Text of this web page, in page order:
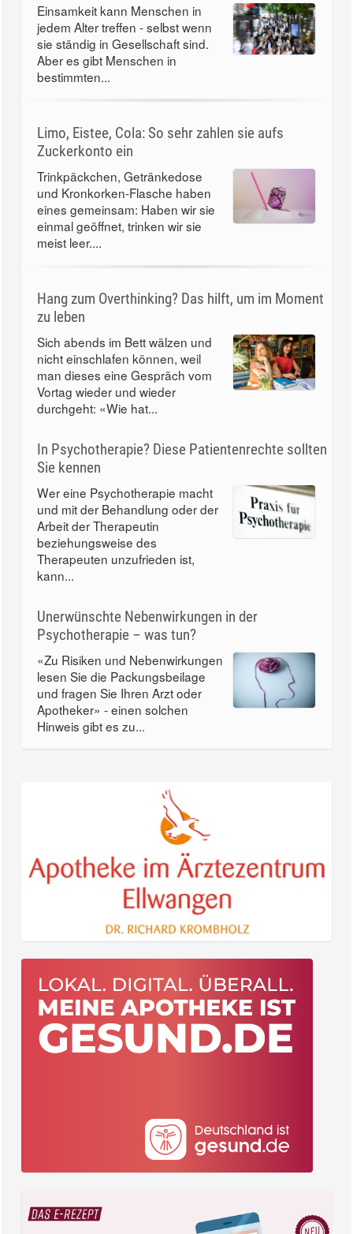
Einsamkeit kann Menschen in
jedem Alter treffen - selbst wenn
sie ständig in Gesellschaft sind.
Aber es gibt Menschen in
bestimmten...
Limo, Eistee, Cola: So sehr zahlen sie aufs
Zuckerkonto ein
Trinkpäckchen, Getränkedose
und Kronkorken-Flasche haben
eines gemeinsam: Haben wir sie
einmal geöffnet, trinken wir sie
meist leer....
Hang zum Overthinking? Das hilft, um im Moment
zu leben
Sich abends im Bett wälzen und
nicht einschlafen können, weil
man dieses eine Gespräch vom
Vortag wieder und wieder
durchgeht: «Wie hat...
In Psychotherapie? Diese Patientenrechte sollten
Sie kennen
Wer eine Psychotherapie macht
und mit der Behandlung oder der
Arbeit der Therapeutin
beziehungsweise des
Therapeuten unzufrieden ist,
kann...
Unerwünschte Nebenwirkungen in der
Psychotherapie – was tun?
«Zu Risiken und Nebenwirkungen
lesen Sie die Packungsbeilage
und fragen Sie Ihren Arzt oder
Apotheker» - einen solchen
Hinweis gibt es zu...